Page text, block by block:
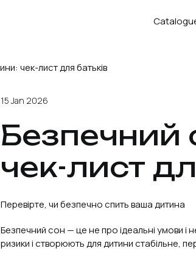
15 Jan 2026
Безпечний
чек-лист
Перевірте, чи безпечно спить ваша дитина
Безпечний сон — це не про ідеальні умови і
ризики і створюють для дитини стабільне,